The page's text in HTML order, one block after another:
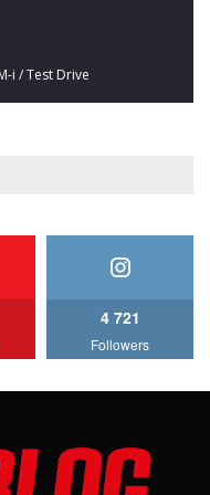
i / Test Drive
Class facelift (S 580
AutoBlog.MD
4 721
Followers